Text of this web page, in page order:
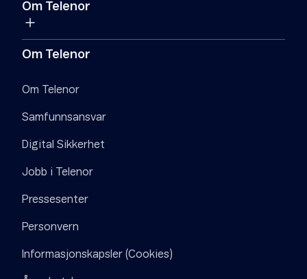
Om Telenor
Om Telenor
Om Telenor
Samfunnsansvar
Digital Sikkerhet
Jobb i Telenor
Pressesenter
Personvern
Informasjonskapsler (Cookies)